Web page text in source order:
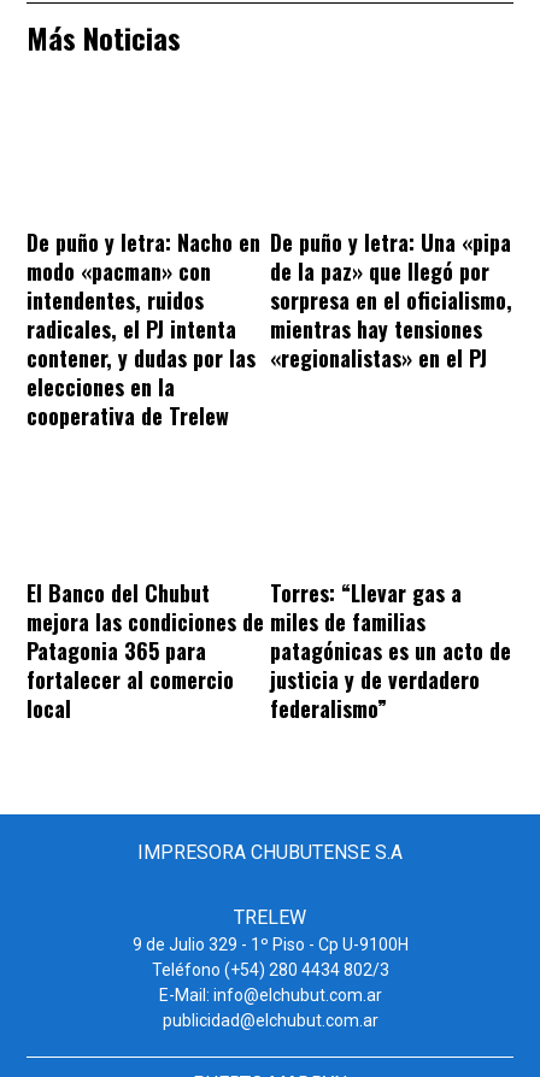
Más Noticias
De puño y letra: Nacho en
modo «pacman» con
intendentes, ruidos
radicales, el PJ intenta
contener, y dudas por las
elecciones en la
cooperativa de Trelew
De puño y letra: Una «pipa
de la paz» que llegó por
sorpresa en el oficialismo,
mientras hay tensiones
«regionalistas» en el PJ
El Banco del Chubut
mejora las condiciones de
Patagonia 365 para
fortalecer al comercio
local
Torres: “Llevar gas a
miles de familias
patagónicas es un acto de
justicia y de verdadero
federalismo”
IMPRESORA CHUBUTENSE S.A
TRELEW
9 de Julio 329 - 1º Piso - Cp U-9100H
Teléfono (+54) 280 4434 802/3
E-Mail: info@elchubut.com.ar
publicidad@elchubut.com.ar